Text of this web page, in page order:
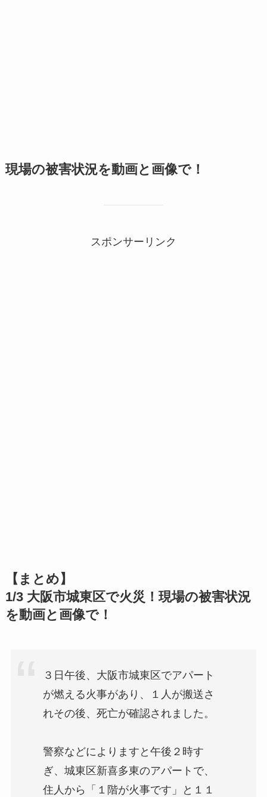
現場の被害状況を動画と画像で！
スポンサーリンク
【まとめ】
1/3 大阪市城東区で火災！現場の被害状況
を動画と画像で！
３日午後、大阪市城東区でアパート
が燃える火事があり、１人が搬送さ
れその後、死亡が確認されました。
警察などによりますと午後２時す
ぎ、城東区新喜多東のアパートで、
住人から「１階が火事です」と１１